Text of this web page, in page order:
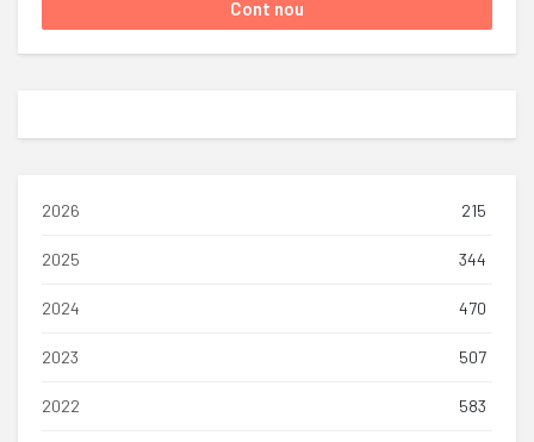
2026 215
2025 344
2024 470
2023 507
2022 583